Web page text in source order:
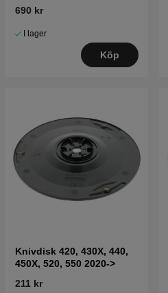
690 kr
I lager
Köp
Knivdisk 420, 430X, 440,
450X, 520, 550 2020->
211 kr